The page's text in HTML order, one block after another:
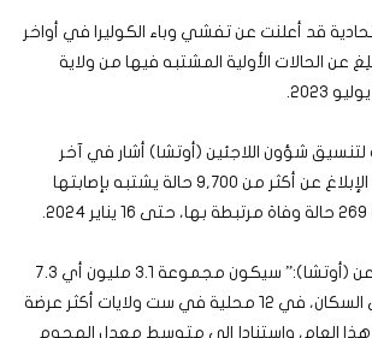
قد أعلنت عن تفشي وباء الكوليرا في أواخر
بينما أُبْلِغ عن الحالات الأولية المشتبه فيها من ولاية
شؤون اللاجئين (أوتشا) أشار في آخر
تحديث له، إلى انه تم الإبلاغ عن أكثر من 9,700 حالة يشتبه بإصابتها
ويقول الموجز الصادر عن (أوتشا):” سيكون مجموعة ٣.١ مليون أي ٧.٣
في المائة من إجمالي السكان، في ١٢ محلية في ست ولايات أكثر عرضة
هذا العام، واستنادا إلى متوسط معدل الهجوم